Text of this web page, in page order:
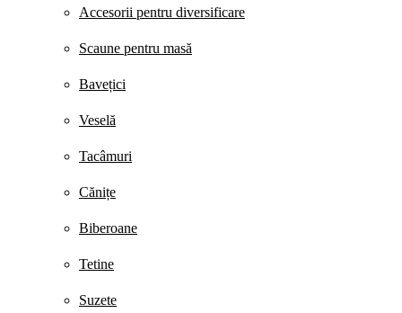
Accesorii pentru diversificare
Scaune pentru masă
Bavețici
Veselă
Tacâmuri
Cănițe
Biberoane
Tetine
Suzete